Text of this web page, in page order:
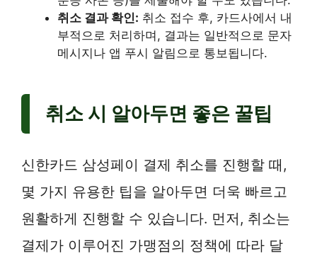
취소 결과 확인: 취소 접수 후, 카드사에서 내
부적으로 처리하며, 결과는 일반적으로 문자
메시지나 앱 푸시 알림으로 통보됩니다.
취소 시 알아두면 좋은 꿀팁
신한카드 삼성페이 결제 취소를 진행할 때,
몇 가지 유용한 팁을 알아두면 더욱 빠르고
원활하게 진행할 수 있습니다. 먼저, 취소는
결제가 이루어진 가맹점의 정책에 따라 달